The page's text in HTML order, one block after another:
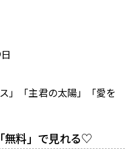
」「主君の太陽」「愛を
無料」で見れる♡